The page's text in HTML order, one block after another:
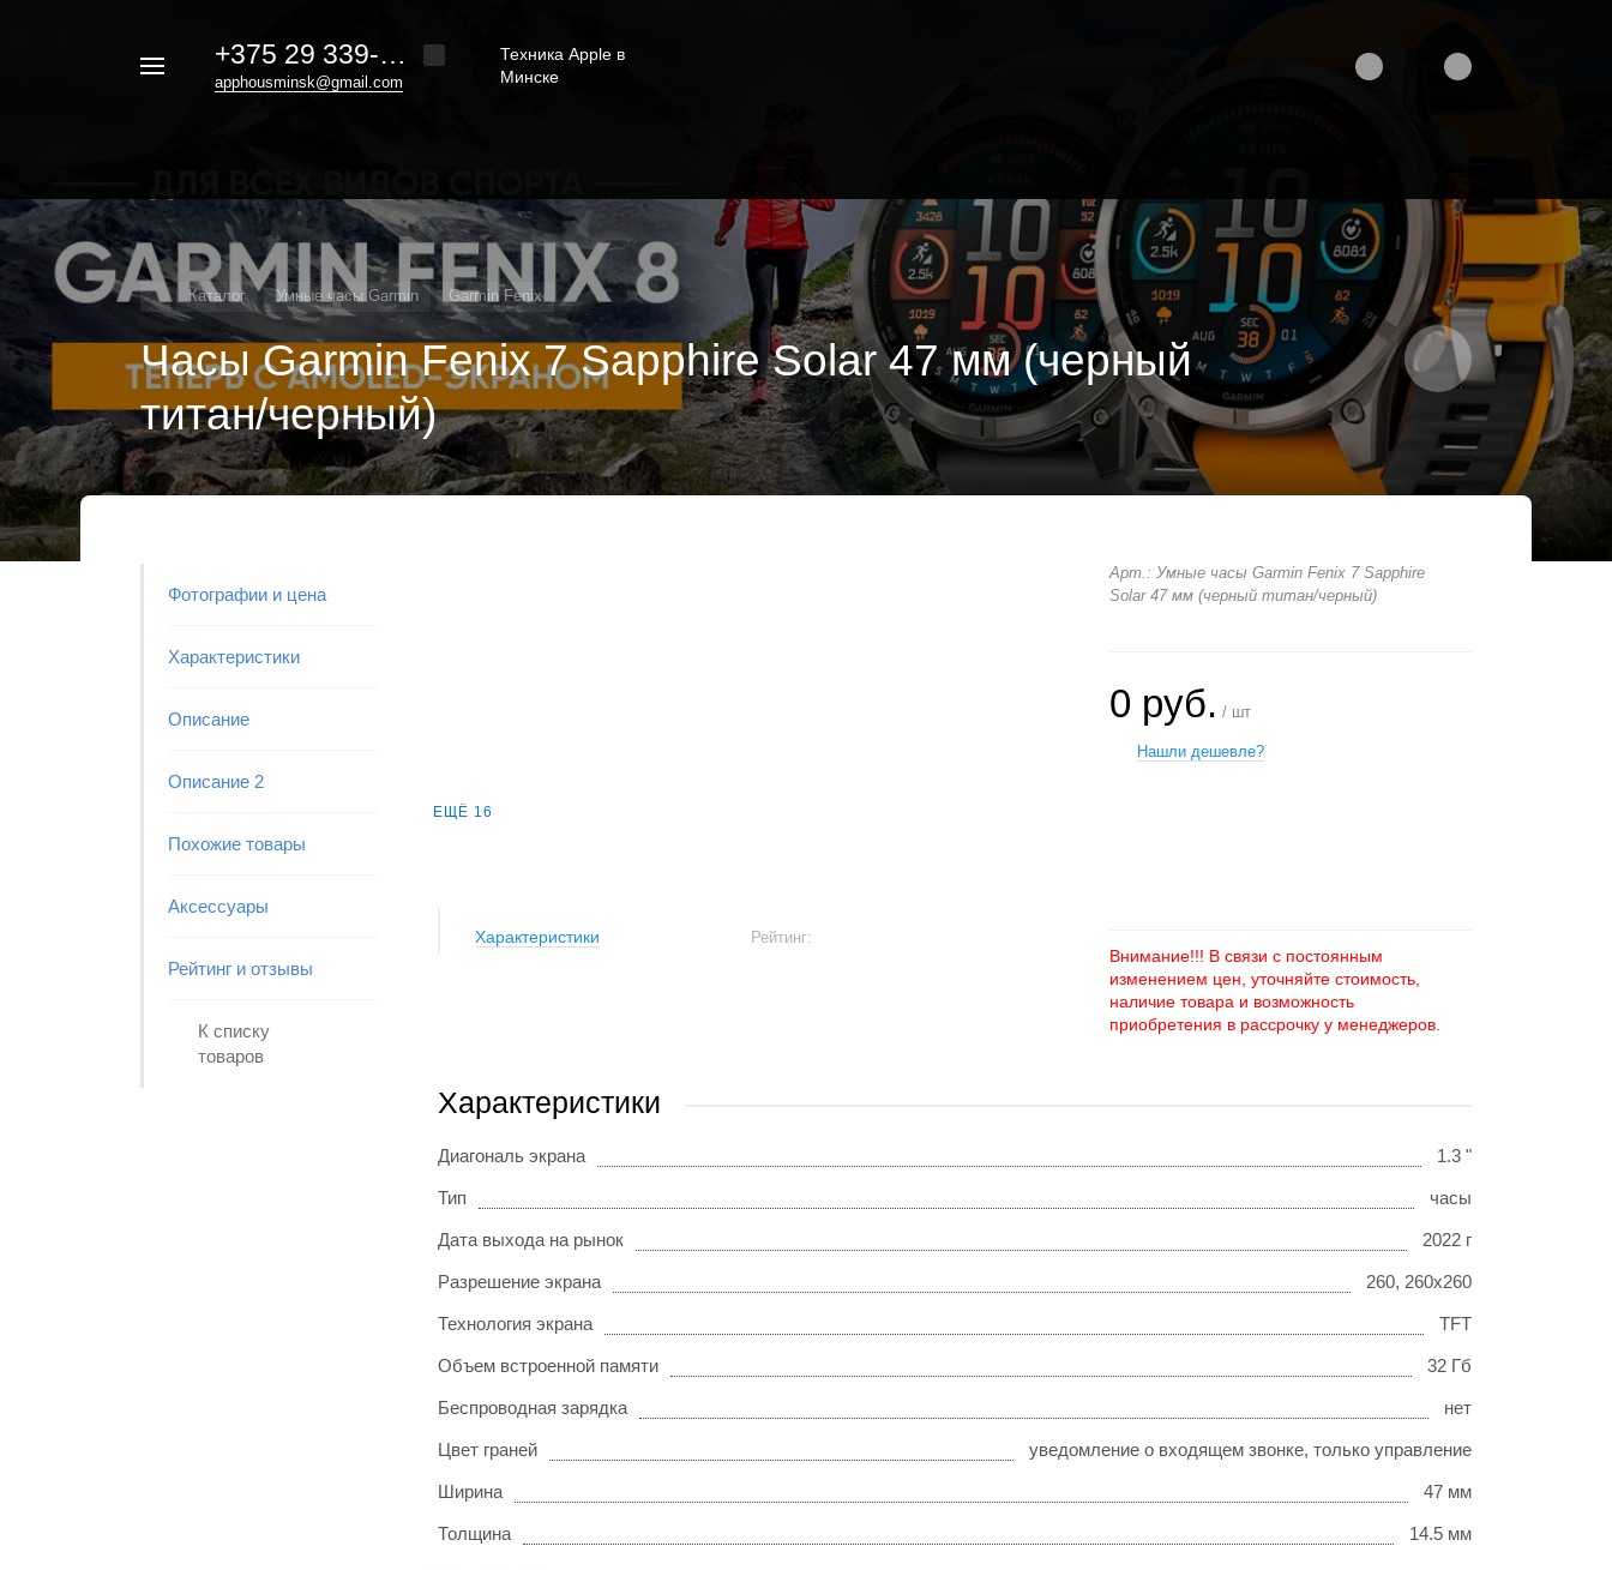
+375 29 339-20-30
apphousminsk@gmail.com
Техника Apple в
Минске
Каталог Умные часы Garmin Garmin Fenix
Часы Garmin Fenix 7 Sapphire Solar 47 мм (черный
титан/черный)
Фотографии и цена
Характеристики
Описание
Описание 2
Похожие товары
Аксессуары
Рейтинг и отзывы
К списку
товаров
ЕЩЁ 16
Характеристики Рейтинг:
Арт.: Умные часы Garmin Fenix 7 Sapphire
Solar 47 мм (черный титан/черный)
0 руб. / шт
Нашли дешевле?
Внимание!!! В связи с постоянным
изменением цен, уточняйте стоимость,
наличие товара и возможность
приобретения в рассрочку у менеджеров.
Характеристики
Диагональ экрана 1.3 "
Тип часы
Дата выхода на рынок 2022 г
Разрешение экрана 260, 260x260
Технология экрана TFT
Объем встроенной памяти 32 Гб
Беспроводная зарядка нет
Цвет граней уведомление о входящем звонке, только управление
Ширина 47 мм
Толщина 14.5 мм